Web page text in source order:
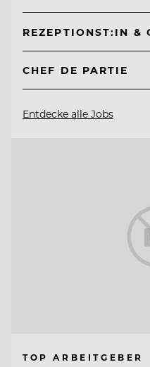
REZEPTIONST:IN &
CHEF DE PARTIE
Entdecke alle Jobs
TOP ARBEITGEBER